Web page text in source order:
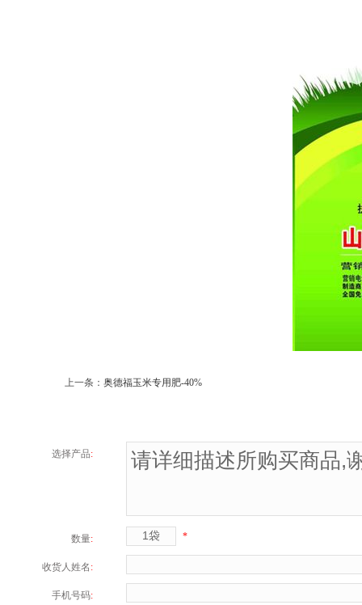
上一条： 奥德福玉米专用肥-40%
选择产品:
数量: *
收货人姓名 :
手机号码: